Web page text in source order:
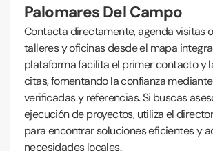
Palomares Del Campo
Contacta directamente, agenda visitas
talleres y oficinas desde el mapa
plataforma facilita el primer contacto y
citas, fomentando la confianza
verificadas y referencias. Si buscas
ejecución de proyectos, utiliza el
para encontrar soluciones eficientes y
necesidades locales.